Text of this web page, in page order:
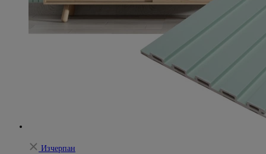
Изчерпан